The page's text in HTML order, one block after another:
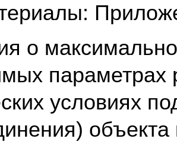
о
параметрах
условиях
объекта